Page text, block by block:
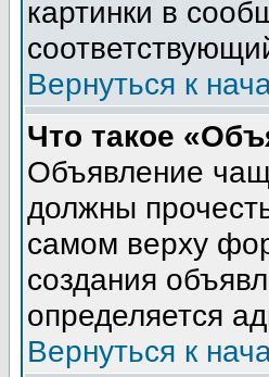
картинки в
Вернуться к
Что такое
Объявление
должны
самом верху
создания
определяется
Вернуться к